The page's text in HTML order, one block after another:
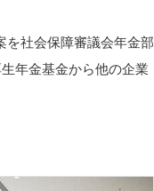
を社会保障審議会年金部
年金基金から他の企業